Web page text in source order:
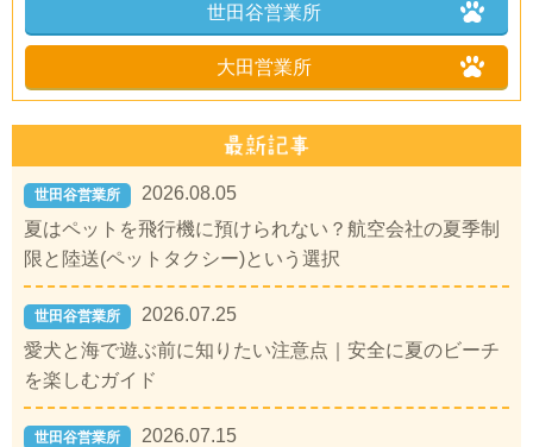
世田谷営業所
大田営業所
世田谷営業所
2026.08.05
夏はペットを飛行機に預けられない？航空会社の夏季制
限と陸送(ペットタクシー)という選択
世田谷営業所
2026.07.25
愛犬と海で遊ぶ前に知りたい注意点｜安全に夏のビーチ
を楽しむガイド
世田谷営業所
2026.07.15